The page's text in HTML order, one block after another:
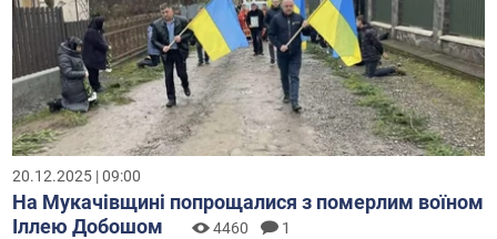
20.12.2025 | 09:00
На Мукачівщині попрощалися з померлим воїном
Іллею Добошом
4460 1